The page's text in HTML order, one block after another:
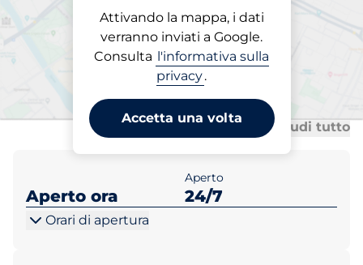
Attivando la mappa, i dati
verranno inviati a Google.
Consulta l'informativa sulla
privacy.
Accetta una volta
Abbonamenti in loco
Mercato Centrale
Mostra tutto Chiudi tutto
Aperto ora
Aperto
24/7
Orari di apertura